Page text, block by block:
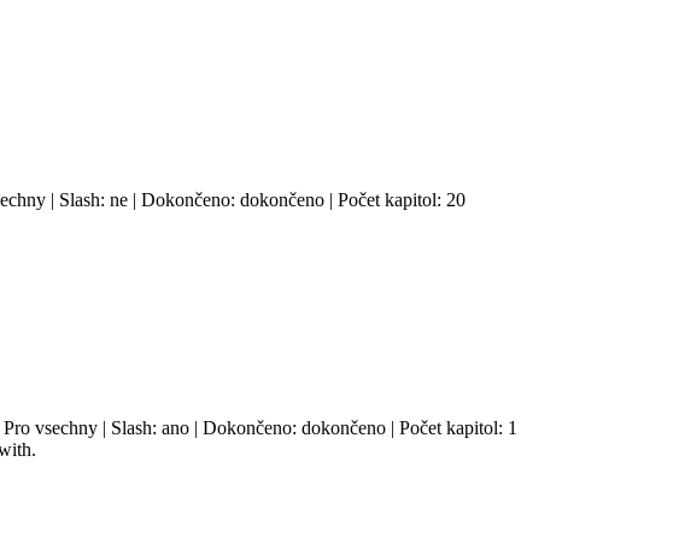
| Slash: ne | Dokončeno: dokončeno | Počet kapitol: 20
vsechny | Slash: ano | Dokončeno: dokončeno | Počet kapitol: 1